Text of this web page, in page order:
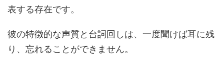
表する存在です。
彼の特徴的な声質と台詞回しは、一度聞けば耳に残
り、忘れることができません。